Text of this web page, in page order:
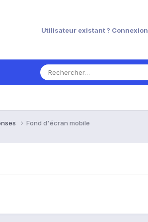
Utilisateur existant ? Connexion
Fond d'écran mobile